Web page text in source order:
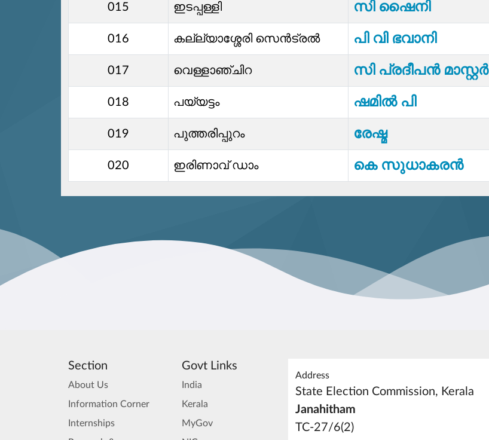
015 ഇടപ്പള്ളി സി ഷൈനി
016 കല്ല്യാശ്ശേരി സെൻട്രൽ പി വി ഭവാനി
017 വെള്ളാഞ്ചിറ സി പ്രദീപൻ മാസ്റ്റർ
018 പയ്യട്ടം ഷമില്‍ പി
019 പുത്തരിപ്പുറം രേഷ്മ
020 ഇരിണാവ് ഡാം കെ സുധാകരൻ
Section
About Us
Information Corner
Internships
Govt Links
India
Kerala
MyGov
Address
State Election Commission, Kerala
Janahitham
TC-27/6(2)